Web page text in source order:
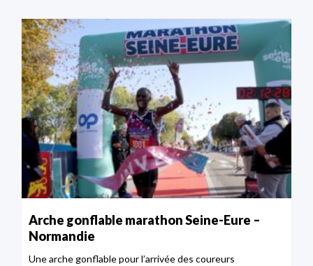
Arche gonflable marathon Seine-Eure –
Normandie
Une arche gonflable pour l’arrivée des coureurs